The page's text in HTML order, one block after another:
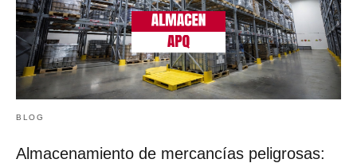
BLOG
Almacenamiento de mercancías peligrosas: